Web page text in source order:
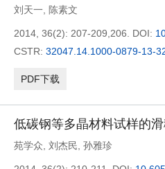
刘天一 陈素文
2014, 36(2): 207-209,206. DOI:
CSTR: 32047.14.1000-0879-13-
PDF下载
低碳钢等多晶材料试样的
苑学众 刘杰民 孙雅珍